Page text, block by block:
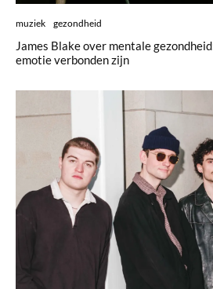
muziek gezondheid
James Blake over mentale
emotie verbonden zijn